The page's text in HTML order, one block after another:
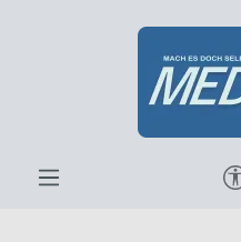
Zum Hauptinhalt springen